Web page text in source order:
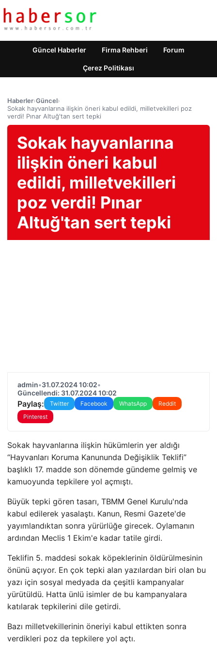
Güncel Haberler Firma Rehberi Forum
Çerez Politikası
Haberler›Güncel›
Sokak hayvanlarına ilişkin öneri kabul edildi, milletvekilleri poz
verdi! Pınar Altuğ'tan sert tepki
Sokak hayvanlarına
ilişkin öneri kabul
edildi, milletvekilleri
poz verdi! Pınar
Altuğ'tan sert tepki
admin•31.07.2024 10:02•
Güncellendi: 31.07.2024 10:02
Paylaş: Twitter Facebook WhatsApp
Reddit
Pinterest
Sokak hayvanlarına ilişkin hükümlerin yer aldığı
“Hayvanları Koruma Kanununda Değişiklik Teklifi”
başlıklı 17. madde son dönemde gündeme gelmiş ve
kamuoyunda tepkilere yol açmıştı.
Büyük tepki gören tasarı, TBMM Genel Kurulu'nda
kabul edilerek yasalaştı. Kanun, Resmi Gazete'de
yayımlandıktan sonra yürürlüğe girecek. Oylamanın
ardından Meclis 1 Ekim'e kadar tatile girdi.
Teklifin 5. maddesi sokak köpeklerinin öldürülmesinin
önünü açıyor. En çok tepki alan yazılardan biri olan bu
yazı için sosyal medyada da çeşitli kampanyalar
yürütüldü. Hatta ünlü isimler de bu kampanyalara
katılarak tepkilerini dile getirdi.
Bazı milletvekillerinin öneriyi kabul ettikten sonra
verdikleri poz da tepkilere yol açtı.